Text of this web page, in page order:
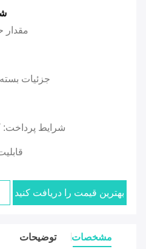
مقدار
جزئیات
شرایط پرداخت:
بهترین قیمت را دریافت کنید
مشخصات توضیحات